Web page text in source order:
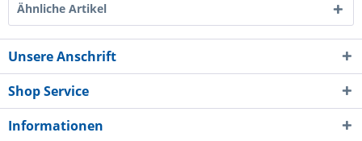
Ähnliche Artikel
Unsere Anschrift
Shop Service
Informationen